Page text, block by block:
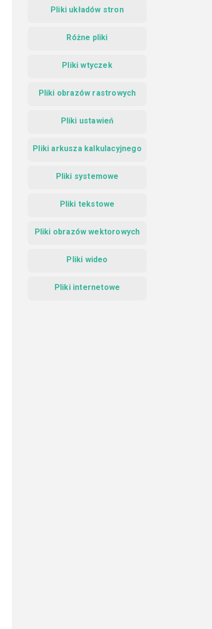
Pliki układów stron
Różne pliki
Pliki wtyczek
Pliki obrazów rastrowych
Pliki ustawień
Pliki arkusza kalkulacyjnego
Pliki systemowe
Pliki tekstowe
Pliki obrazów wektorowych
Pliki wideo
Pliki internetowe